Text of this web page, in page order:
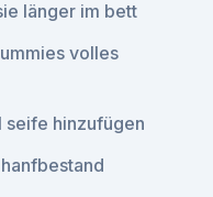
länger im bett
volles
hinzufügen